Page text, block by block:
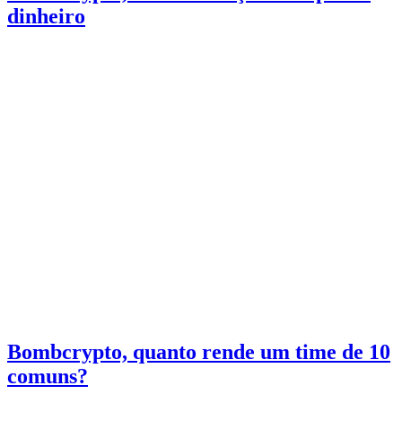
dinheiro
Bombcrypto, quanto rende um time de 10
comuns?